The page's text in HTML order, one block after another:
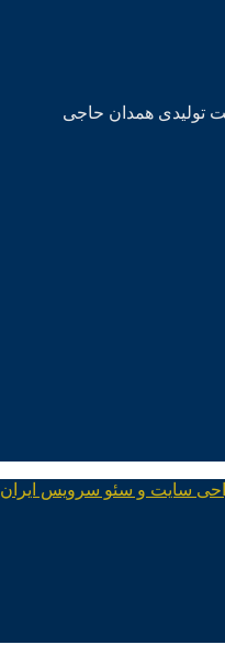
سایت و سئو سرویس ایران